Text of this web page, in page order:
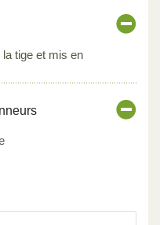
tige et mis en